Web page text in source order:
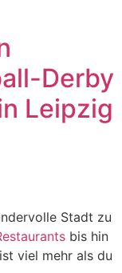
Derby
Leipzig
Stadt zu
bis hin
viel mehr als du